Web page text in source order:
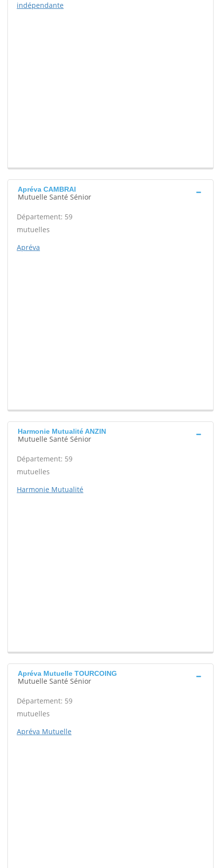
indépendante
Apréva CAMBRAI
Mutuelle Santé Sénior
Département: 59
mutuelles
Apréva
Harmonie Mutualité ANZIN
Mutuelle Santé Sénior
Département: 59
mutuelles
Harmonie Mutualité
Apréva Mutuelle TOURCOING
Mutuelle Santé Sénior
Département: 59
mutuelles
Apréva Mutuelle